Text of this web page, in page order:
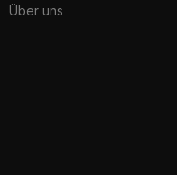
Über uns